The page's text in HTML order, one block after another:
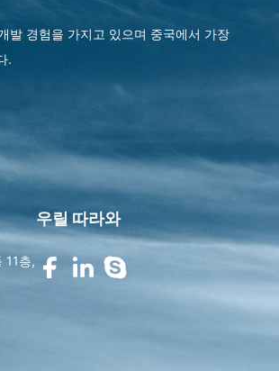
발 경험을 가지고 있으며 중국에서 가장
.
우릴 따라와
11층,